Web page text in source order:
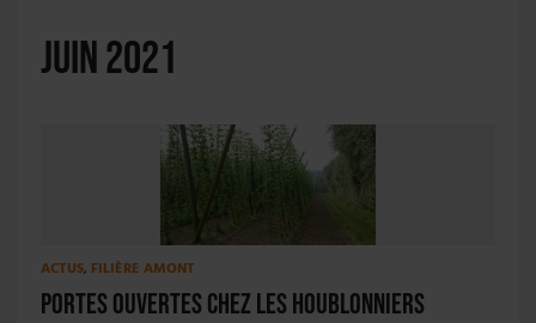
juin 2021
ACTUS, FILIÈRE AMONT
Portes ouvertes chez les houblonniers